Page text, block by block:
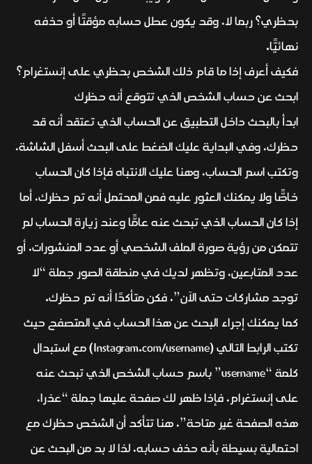
بحظري؟ ربما لا، وقد يكون عطل حسابه مؤقتًا أو حذفه
نهائيًّا.
فكيف أعرف إذا ما قام ذلك الشخص بحظري على إنستغرام؟
ابحث عن حساب الشخص الذي تتوقع أنه حظرك
ابدأ بالبحث داخل التطبيق عن الحساب الذي تعتقد أنه قد
حظرك، وفي البداية عليك الضغط على البحث أسفل الشاشة،
وتكتب اسم الحساب، وهنا عليك الانتباه فإذا كان الحساب
خاصًّا ولا يمكنك العثور عليه فمن المحتمل أنه تم حظرك، أما
إذا كان الحساب الذي تبحث عنه عامًّا وعند زيارة الحساب لم
تتمكن من رؤية صورة الملف الشخصي أو عدد المنشورات، أو
عدد المتابعين، وتظهر لديك في منطقة الصور جملة “لا
توجد مشاركات حتى الآن”، فكن متأكدًا أنه تم حظرك.
كما يمكنك إجراء البحث عن هذا الحساب في المتصفح حيث
تكتب الرابط التالي (Instagram.com/username) مع استبدال
كلمة “username” باسم حساب الشخص الذي تبحث عنه
على إنستغرام، فإذا ظهر لك صفحة عليها جملة “عذرا،
هذه الصفحة غير متاحة”، هنا تتأكد أن الشخص حظرك مع
احتمالية بسيطة بأنه حذف حسابه، لذا لا بد من البحث عن